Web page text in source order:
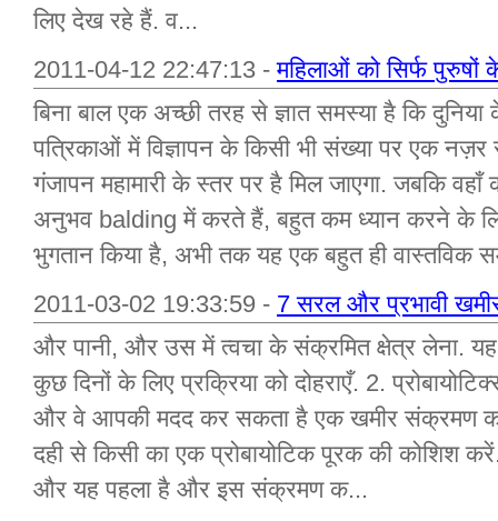
लिए देख रहे हैं. व...
2011-04-12 22:47:13 -महिलाओं को सिर्फ
बिना बाल एक अच्छी तरह से ज्ञात समस्या है कि दुनिया
पत्रिकाओं में विज्ञापन के किसी भी संख्या पर एक
गंजापन महामारी के स्तर पर है मिल जाएगा. जबकि
अनुभव balding में करते हैं, बहुत कम ध्यान करने के
भुगतान किया है, अभी तक यह एक बहुत ही वास्तविक
2011-03-02 19:33:59 - 7 सरल और प्रभावी
और पानी, और उस में त्वचा के संक्रमित क्षेत्र लेना.
कुछ दिनों के लिए प्रक्रिया को दोहराएँ. 2.
और वे आपकी मदद कर सकता है एक खमीर संक्रमण का
दही से किसी का एक प्रोबायोटिक पूरक की कोशिश
और यह पहला है और इस संक्रमण क...